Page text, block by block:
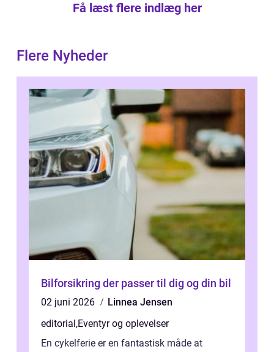
Få læst flere indlæg her
Flere Nyheder
Bilforsikring der passer til dig og din bil
02 juni 2026
Linnea Jensen
editorial,Eventyr og oplevelser
En cykelferie er en fantastisk måde at